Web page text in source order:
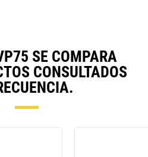
SE COMPARA
CONSULTADOS